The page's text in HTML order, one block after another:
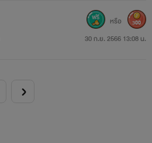
30 ก.ย. 2566 13:08 น.
หรือ 300